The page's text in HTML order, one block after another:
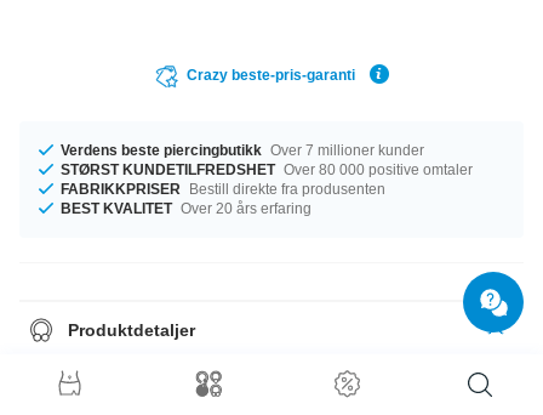
Crazy beste-pris-garanti
Verdens beste piercingbutikk Over 7 millioner kunder
STØRST KUNDETILFREDSHET Over 80 000 positive omtaler
FABRIKKPRISER
Bestill direkte fra produsenten
BEST KVALITET Over 20 års erfaring
Produktdetaljer
unik artikkel i topp kvalitet, til en uslåelig pris!